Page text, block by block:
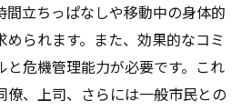
間立ちっぱなしや移動中の身体的
られます。また、効果的なコミ
と危機管理能力が必要です。これ
僚、上司、さらには一般市民との